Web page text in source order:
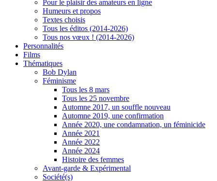
Pour le plaisir des amateurs en ligne
Humeurs et propos
Textes choisis
Tous les éditos (2014-2026)
Tous nos vœux ! (2014-2026)
Personnalités
Films
Thématiques
Bob Dylan
Féminisme
Tous les 8 mars
Tous les 25 novembre
Automne 2017, un souffle nouveau
Automne 2019, une confirmation
Année 2020, une condamnation, un féminicide
Année 2021
Année 2022
Année 2024
Histoire des femmes
Avant-garde & Expérimental
Société(s)